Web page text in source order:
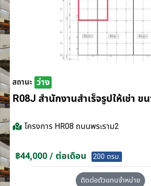
สถานะ ว่าง
R08J สำนักงานสำเร็จรูปให้เช่า ข
โครงการ HR08 ถนนพระราม2
฿44,000 / ต่อเดือน 200 ตรม.
ติดต่อตัวแทนจำหน่าย